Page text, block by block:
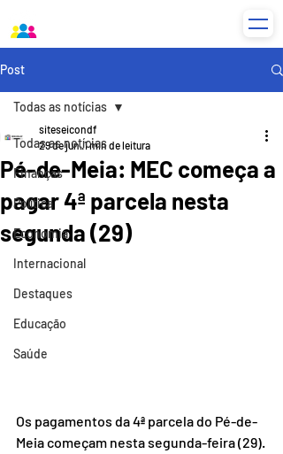
Post
Todas as notícias
Finanças
Política
Economia
Internacional
Destaques
Educação
Saúde
Todas as notícias
Pé-de-Meia: MEC começa a
pagar 4ª parcela nesta
segunda (29)
siteseicondf
29 de jun.1 min de leitura
Os pagamentos da 4ª parcela do Pé-de-
Meia começam nesta segunda-feira (29).